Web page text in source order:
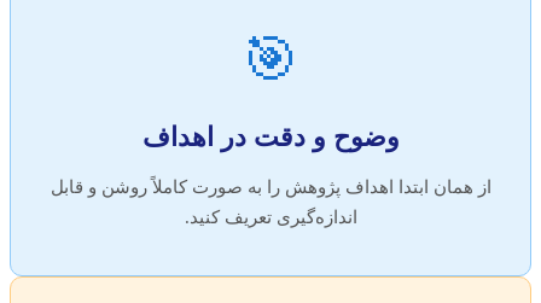
🎯
وضوح و دقت در اهداف
از همان ابتدا اهداف پژوهش را به صورت کاملاً روشن و قابل
اندازه‌گیری تعریف کنید.